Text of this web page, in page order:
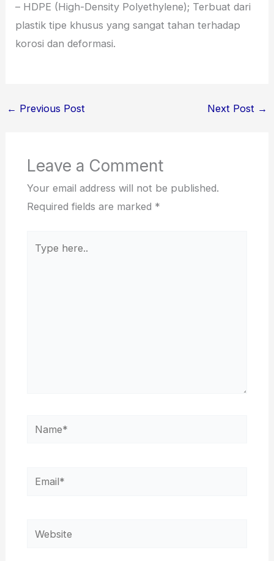
– HDPE (High-Density Polyethylene); Terbuat dari
plastik tipe khusus yang sangat tahan terhadap
korosi dan deformasi.
← Previous Post Next Post →
Leave a Comment
Your email address will not be published.
Required fields are marked *
here..
Name*
Email*
Website